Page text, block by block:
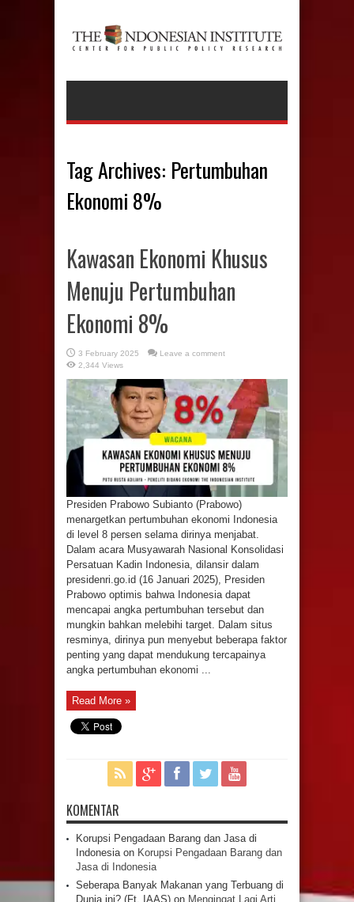
Tag Archives: Pertumbuhan
Ekonomi 8%
Kawasan Ekonomi Khusus
Menuju Pertumbuhan
Ekonomi 8%
3 February 2025
Leave a comment
2,344 Views
Presiden Prabowo Subianto (Prabowo)
menargetkan pertumbuhan ekonomi Indonesia
di level 8 persen selama dirinya menjabat.
Dalam acara Musyawarah Nasional Konsolidasi
Persatuan Kadin Indonesia, dilansir dalam
presidenri.go.id (16 Januari 2025), Presiden
Prabowo optimis bahwa Indonesia dapat
mencapai angka pertumbuhan tersebut dan
mungkin bahkan melebihi target. Dalam situs
resminya, dirinya pun menyebut beberapa faktor
penting yang dapat mendukung tercapainya
angka pertumbuhan ekonomi ...
Read More »
KOMENTAR
Korupsi Pengadaan Barang dan Jasa di
Indonesiaon Korupsi Pengadaan Barang dan
Jasa di Indonesia
Seberapa Banyak Makanan yang Terbuang di
Dunia ini? (Ft. IAAS) on Mengingat Lagi Arti